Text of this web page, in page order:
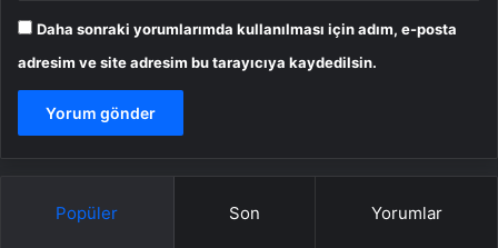
Daha sonraki yorumlarımda kullanılması için adım, e-posta
adresim ve site adresim bu tarayıcıya kaydedilsin.
Popüler Son Yorumlar